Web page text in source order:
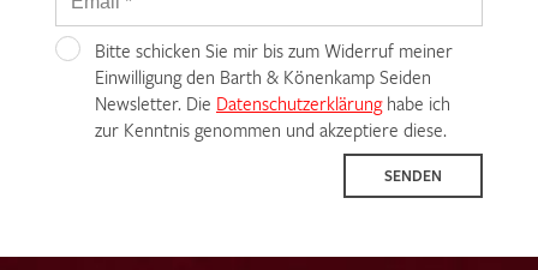
Bitte schicken Sie mir bis zum Widerruf meiner
Einwilligung den Barth & Könenkamp Seiden
Newsletter. Die Datenschutzerklärunghabe ich
zur Kenntnis genommen und akzeptiere diese.
SENDEN